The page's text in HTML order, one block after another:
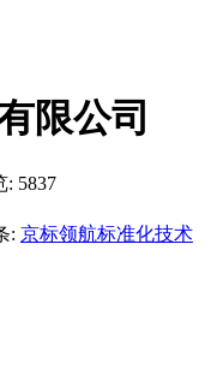
限公司
: 5837
: 京标领航标准化技术